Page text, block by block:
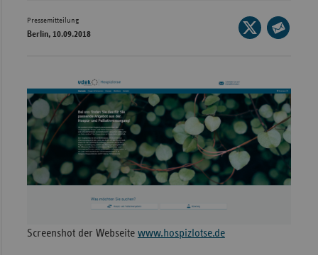
Berlin/
Hessen
Pressemitteilung
Berlin, 10.09.2018
Seite
auf
Mail
teilen
Screenshot der Webseite www.hospizlotse.de